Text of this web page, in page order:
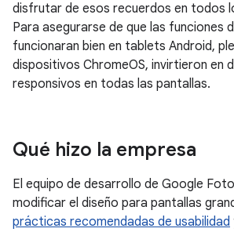
disfrutar de esos recuerdos en todos
Para asegurarse de que las funciones
funcionaran bien en tablets Android,
dispositivos ChromeOS, invirtieron en
responsivos en todas las pantallas.
Qué hizo la empresa
El equipo de desarrollo de Google
modificar el diseño para pantallas
prácticas recomendadas de usabilidad